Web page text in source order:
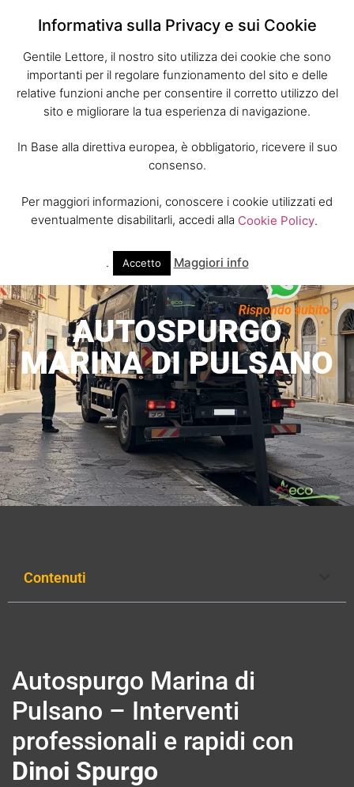
AUTOSPURGO
MARINA DI PULSANO
Contenuti
Autospurgo Marina di
Pulsano – Interventi
professionali e rapidi con
Dinoi Spurgo
Rispondo subito
Informativa sulla Privacy e sui Cookie
Gentile Lettore, il nostro sito utilizza dei cookie che sono
importanti per il regolare funzionamento del sito e delle
relative funzioni anche per consentire il corretto utilizzo del
sito e migliorare la tua esperienza di navigazione.
In Base alla direttiva europea, è obbligatorio, ricevere il suo
consenso.
Per maggiori informazioni, conoscere i cookie utilizzati ed
eventualmente disabilitarli, accedi alla Cookie Policy.
. Accetto Maggiori info